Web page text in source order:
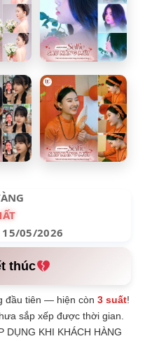
05/2026
thúc
đầu tiên — hiện còn3 suất!
sắp xếp được thời gian.
DỤNG KHI KHÁCH HÀNG